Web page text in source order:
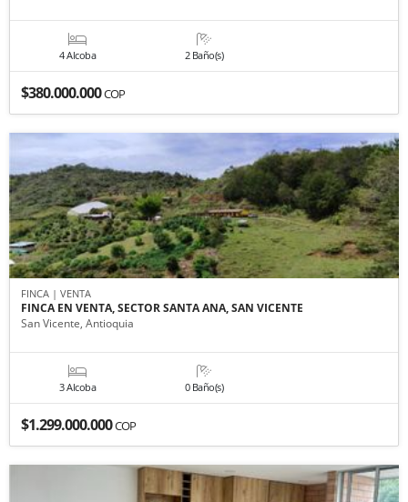
4 Alcoba 2 Baño(s)
$380.000.000COP
FINCA | VENTA
FINCA EN VENTA, SECTOR SANTA ANA, SAN VICENTE
San Vicente, Antioquia
3 Alcoba 0 Baño(s)
$1.299.000.000COP